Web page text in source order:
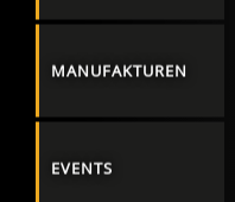
MANUFAKTUREN
EVENTS